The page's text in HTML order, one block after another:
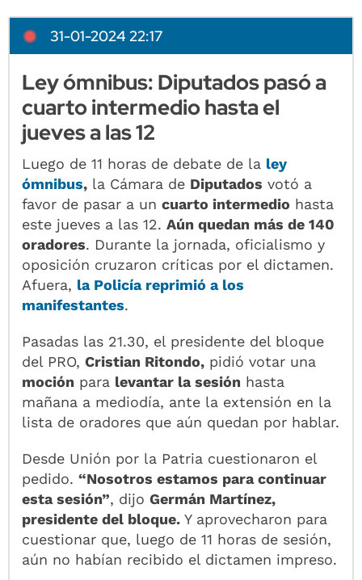
31-01-2024 22:17
Ley ómnibus: Diputados pasó a
cuarto intermedio hasta el
jueves a las 12
Luego de 11 horas de debate de la ley
ómnibus, la Cámara de Diputados votó a
favor de pasar a uncuarto intermedio hasta
este jueves a las 12.Aún quedan más de 140
oradores. Durante la jornada, oficialismo y
oposición cruzaron críticas por el dictamen.
Afuera, la Policía reprimió a los
manifestantes.
Pasadas las 21.30, el presidente del bloque
del PRO,Cristian Ritondo, pidió votar una
moción para levantar la sesión hasta
mañana a mediodía, ante la extensión en la
lista de oradores que aún quedan por hablar.
Desde Unión por la Patria cuestionaron el
pedido.“Nosotros estamos para continuar
esta sesión”, dijoGermán Martínez,
presidente del bloque.Y aprovecharon para
cuestionar que, luego de 11 horas de sesión,
aún no habían recibido el dictamen impreso.